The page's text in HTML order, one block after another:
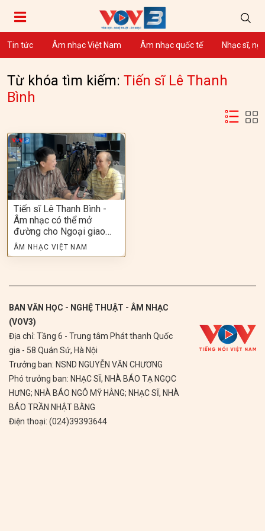
Tin tức Âm nhạc Việt Nam Âm nhạc quốc tế Nhạc sĩ,
Từ khóa tìm kiếm: Tiến sĩ Lê Thanh
Bình
Tiến sĩ Lê Thanh Bình -
Âm nhạc có thể mở
đường cho Ngoại giao…
ÂM NHẠC VIỆT NAM
BAN VĂN HỌC - NGHỆ THUẬT - ÂM NHẠC
(VOV3)
Địa chỉ: Tầng 6 - Trung tâm Phát thanh Quốc
gia - 58 Quán Sứ, Hà Nội
Trưởng ban: NSND NGUYỄN VĂN CHƯƠNG
Phó trưởng ban: NHẠC SĨ, NHÀ BÁO TẠ NGỌC
HƯNG; NHÀ BÁO NGÔ MỸ HẰNG; NHẠC SĨ, NHÀ
BÁO TRẦN NHẬT BẰNG
Điện thoại: (024)39393644